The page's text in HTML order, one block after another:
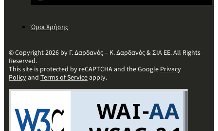
Όροι Χρήσης
© Copyright 2026 by Γ. Δαρδανός – Κ. Δαρδανός & ΣΙΑ ΕΕ. All Rights
Reserved.
This site is protected by reCAPTCHA and the GooglePrivacy
Policyand Terms of Serviceapply.